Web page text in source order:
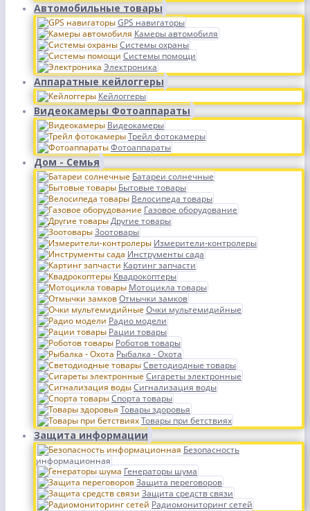
Автомобильные товары
GPS навигаторы
Камеры автомобиля
Системы охраны
Системы помощи
Электроника
Аппаратные кейлоггеры
Кейлоггеры
Видеокамеры Фотоаппараты
Видеокамеры
Трейл фотокамеры
Фотоаппараты
Дом - Семья
Батареи солнечные
Бытовые товары
Велосипеда товары
Газовое оборудование
Другие товары
Зоотовары
Измерители-контролеры
Инструменты сада
Картинг запчасти
Квадрокоптеры
Мотоцикла товары
Отмычки замков
Очки мультемидийные
Радио модели
Рации товары
Роботов товары
Рыбалка - Охота
Светодиодные товары
Сигареты электронные
Сигнализация воды
Спорта товары
Товары здоровья
Товары при бетствиях
Защита информации
Безопасность
информационная
Генераторы шума
Защита переговоров
Защита средств связи
Радиомониторинг сетей